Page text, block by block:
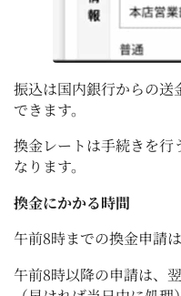
振込は国内銀行からの送
できます。
換金レートは手続きを行
なります。
換金にかかる時間
午前8時までの換金申請
午前8時以降の申請は、